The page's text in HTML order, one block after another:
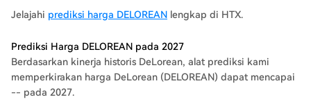
Jelajahi prediksi harga DELOREAN lengkap di HTX.
Prediksi Harga DELOREAN pada 2027
Berdasarkan kinerja historis DeLorean, alat prediksi kami
memperkirakan harga DeLorean (DELOREAN) dapat mencapai
-- pada 2027.